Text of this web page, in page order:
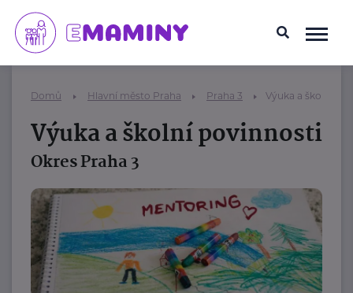
Domů Hlavní město Praha Praha 3 Výuka a školní
Výuka a školní povinnosti
Okres Praha 3